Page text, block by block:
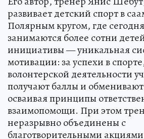
развивает детский спорт в
Полярным кругом, где
занимаются более сотни
инициативы — уникальная
мотивации: за успехи в
волонтерской деятельности
получают баллы и
осваивая принципы
взаимопомощи. При этом
неразрывно объединены с
благотворительными